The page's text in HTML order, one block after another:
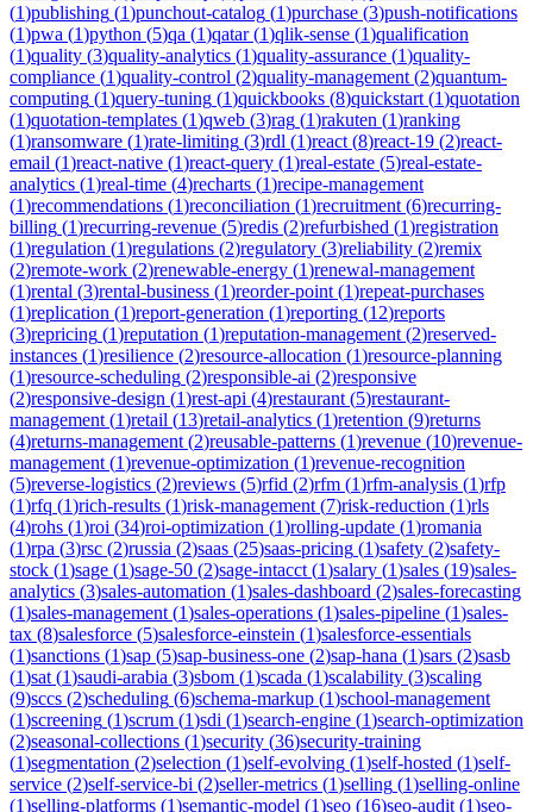
(1)publishing (1)punchout-catalog (1)purchase (3)push-notifications
(1)pwa (1)python (5)qa (1)qatar(1)qlik-sense (1)qualification
(1)quality (3)quality-analytics (1)quality-assurance (1)quality-
compliance (1)quality-control (2)quality-management (2)quantum-
computing (1)query-tuning (1)quickbooks (8)quickstart (1)quotation
(1)quotation-templates (1)qweb (3)rag (1)rakuten (1)ranking
(1)ransomware (1)rate-limiting (3)rdl (1)react (8)react-19 (2)react-
email (1)react-native (1)react-query (1)real-estate (5)real-estate-
analytics (1)real-time (4)recharts (1)recipe-management
(1)recommendations (1)reconciliation (1)recruitment (6)recurring-
billing (1)recurring-revenue (5)redis (2)refurbished (1)registration
(1)regulation (1)regulations (2)regulatory (3)reliability (2)remix
(2)remote-work (2)renewable-energy (1)renewal-management
(1)rental (3)rental-business (1)reorder-point (1)repeat-purchases
(1)replication (1)report-generation (1)reporting (12)reports
(3)repricing (1)reputation (1)reputation-management (2)reserved-
instances (1)resilience (2)resource-allocation (1)resource-planning
(1)resource-scheduling (2)responsible-ai (2)responsive
(2)responsive-design (1)rest-api (4)restaurant (5)restaurant-
management (1)retail (13)retail-analytics (1)retention (9)returns
(4)returns-management (2)reusable-patterns (1)revenue (10)revenue-
management (1)revenue-optimization (1)revenue-recognition
(5)reverse-logistics (2)reviews (5)rfid (2)rfm (1)rfm-analysis (1)rfp
(1)rfq (1)rich-results (1)risk-management (7)risk-reduction (1)rls
(4)rohs (1)roi (34)roi-optimization (1)rolling-update (1)romania
(1)rpa (3)rsc (2)russia (2)saas (25)saas-pricing (1)safety (2)safety-
stock (1)sage (1)sage-50 (2)sage-intacct (1)salary (1)sales (19)sales-
analytics (3)sales-automation (1)sales-dashboard (2)sales-forecasting
(1)sales-management (1)sales-operations (1)sales-pipeline (1)sales-
tax (8)salesforce (5)salesforce-einstein (1)salesforce-essentials
(1)sanctions (1)sap (5)sap-business-one (2)sap-hana (1)sars (2)sasb
(1)sat (1)saudi-arabia (3)sbom (1)scada (1)scalability (3)scaling
(9)sccs (2)scheduling (6)schema-markup (1)school-management
(1)screening (1)scrum (1)sdi (1)search-engine (1)search-optimization
(2)seasonal-collections (1)security (36)security-training
(1)segmentation (2)selection (1)self-evolving (1)self-hosted (1)self-
service (2)self-service-bi (2)seller-metrics (1)selling (1)selling-online
(1)selling-platforms (1)semantic-model (1)seo (16)seo-audit (1)seo-